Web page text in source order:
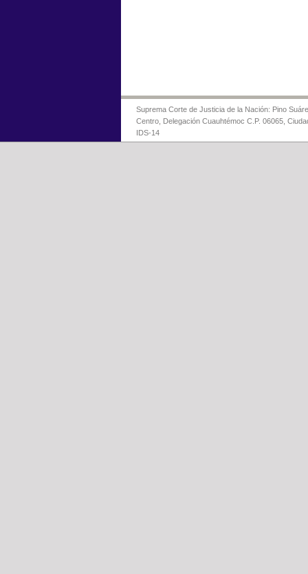
Suprema Corte de Justicia de la Nación: Pino
Centro, Delegación Cuauhtémoc C.P. 06065,
IDS-14